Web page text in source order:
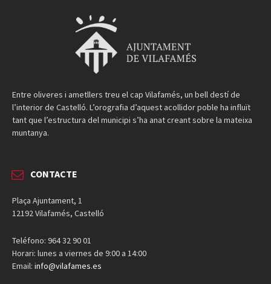
Entre oliveres i ametllers treu el cap Vilafamés, un bell destí de
l’interior de Castelló. L’orografia d’aquest acollidor poble ha influït
tant que l’estructura del municipi s’ha anat creant sobre la mateixa
muntanya.
CONTACTE
Plaça Ajuntament, 1
12192 Vilafamés, Castelló
Teléfono: 964 32 90 01
Horari: lunes a viernes de 9:00 a 14:00
Email: info@vilafames.es